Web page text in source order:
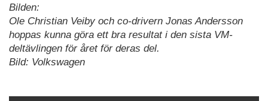
Bilden:
Ole Christian Veiby och co-drivern Jonas Andersson
hoppas kunna göra ett bra resultat i den sista VM-
deltävlingen för året för deras del.
Bild: Volkswagen